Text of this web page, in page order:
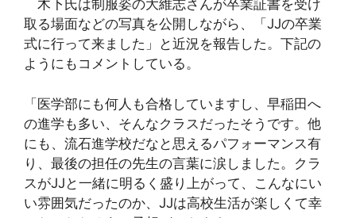
木下氏は制服姿の大維志さんが卒業証書を受け
取る場面などの写真を公開しながら、「JJの卒業
式に行って来ました」と近況を報告した。下記の
ようにもコメントしている。
「医学部にも何人も合格していますし、早稲田へ
の進学も多い、そんなクラスだったそうです。他
にも、流石進学校だなと思えるパフォーマンス有
り、最後の担任の先生の言葉に涙しました。クラ
スがJJと一緒に明るく盛り上がって、こんなにい
い雰囲気だったのか、JJは高校生活が楽しくて幸